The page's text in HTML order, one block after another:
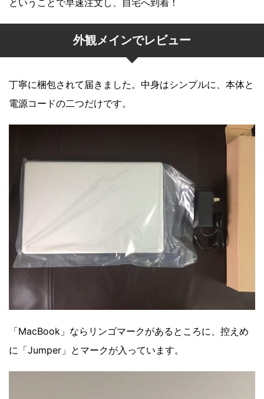
ということで早速注文し、自宅へ到着！
外観メインでレビュー
丁寧に梱包されて届きました。中身はシンプルに、本体と
電源コードの二つだけです。
「MacBook」ならリンゴマークがあるところに、控えめ
に「Jumper」とマークが入っています。